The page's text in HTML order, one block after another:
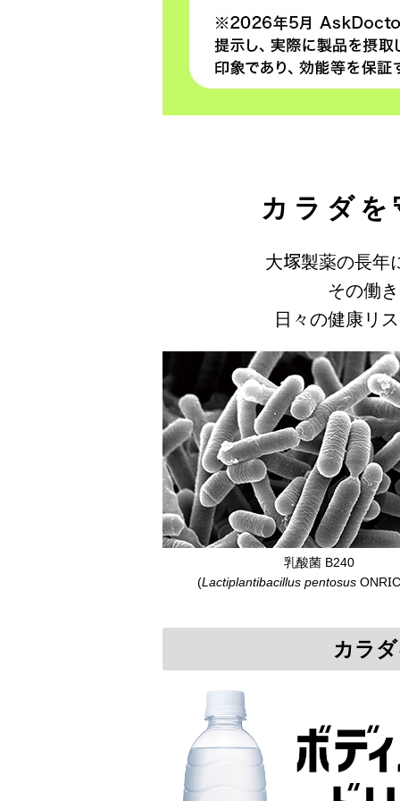
カラダ
大塚製薬の長年
その働
日々の健康リ
乳酸菌 B240
(Lactiplantibacillus pentosus
カラ